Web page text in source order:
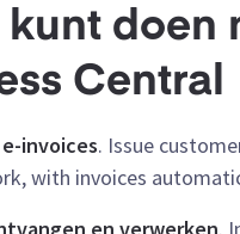
kunt doen
Central
invoices. Issue
with invoices